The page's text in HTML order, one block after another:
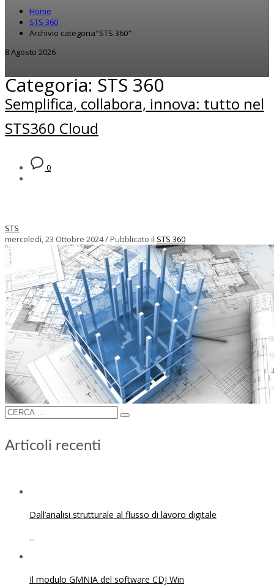
Home
STS 360
Archivio categoria"STS 360"
8 Agosto 2026
Categoria: STS 360
Semplifica, collabora, innova: tutto nel
STS360 Cloud
0
STS
mercoledì, 23 Ottobre 2024/Pubblicato il STS 360
Articoli recenti
Dall’analisi strutturale al flusso di lavoro digitale
...
Il modulo GMNIA del software CDJ Win